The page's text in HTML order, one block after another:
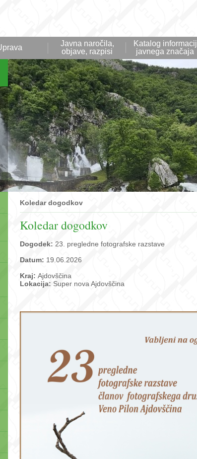
Javna naročila,
objave, razpisi
Katalog informacij
javnega značaja
Koledar dogodkov
Koledar dogodkov
Dogodek: 23. pregledne fotografske razstave
Datum: 19.06.2026
Kraj: Ajdovščina
Lokacija: Super nova Ajdovščina